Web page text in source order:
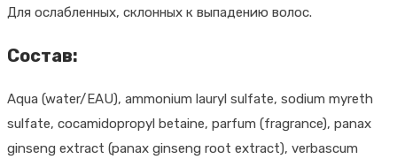
Для ослабленных, склонных к выпадению волос.
Состав:
Aqua (water/EAU), ammonium lauryl sulfate, sodium myreth
sulfate, cocamidopropyl betaine, parfum (fragrance), panax
ginseng extract (panax ginseng root extract), verbascum